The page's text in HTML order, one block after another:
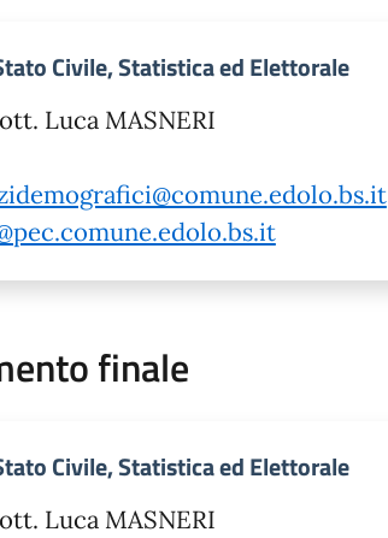
Civile, Statistica ed Elettorale
Luca MASNERI
finale
Civile, Statistica ed Elettorale
Luca MASNERI